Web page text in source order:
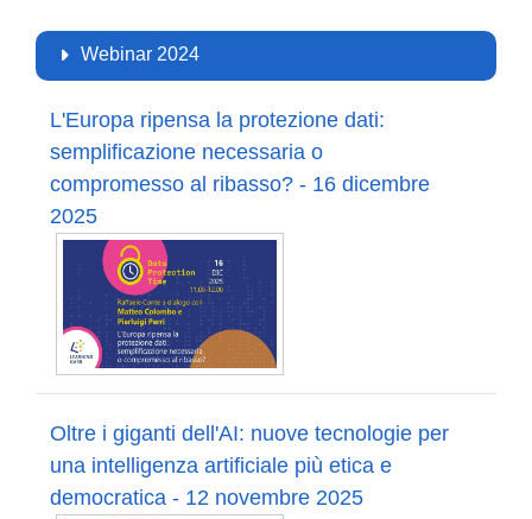
Webinar 2024
L'Europa ripensa la protezione dati:
semplificazione necessaria o
compromesso al ribasso? - 16 dicembre
2025
Oltre i giganti dell'AI: nuove tecnologie per
una intelligenza artificiale più etica e
democratica - 12 novembre 2025